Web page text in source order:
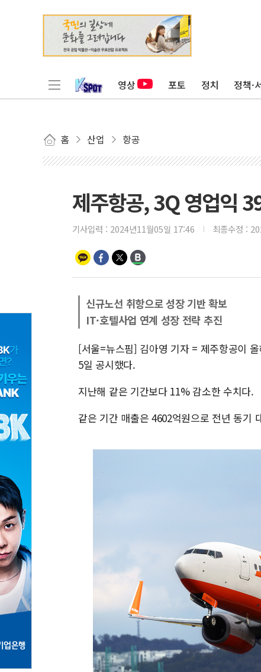
영상 포토 정치 정책·
홈 산업 항공
제주항공, 3Q 영업익
기사입력 : 2024년11월05일 17:46 최종수정 :
신규노선 취항으로 성장 기반 확보
IT·호텔사업 연계 성장 전략 추진
[서울=뉴스핌] 김아영 기자 = 제주항공이
5일 공시했다.
지난해 같은 기간보다 11% 감소한 수치다.
같은 기간 매출은 4602억원으로 전년 동기